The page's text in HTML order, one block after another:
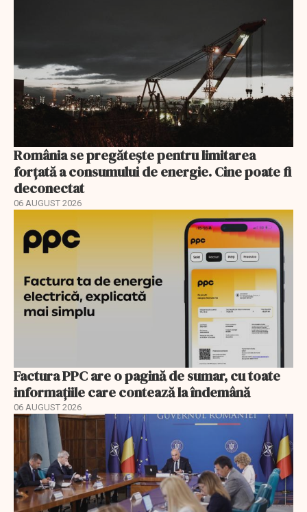
România se pregătește pentru limitarea
forțată a consumului de energie. Cine poate fi
deconectat
06 AUGUST 2026
Factura PPC are o pagină de sumar, cu toate
informațiile care contează la îndemână
06 AUGUST 2026